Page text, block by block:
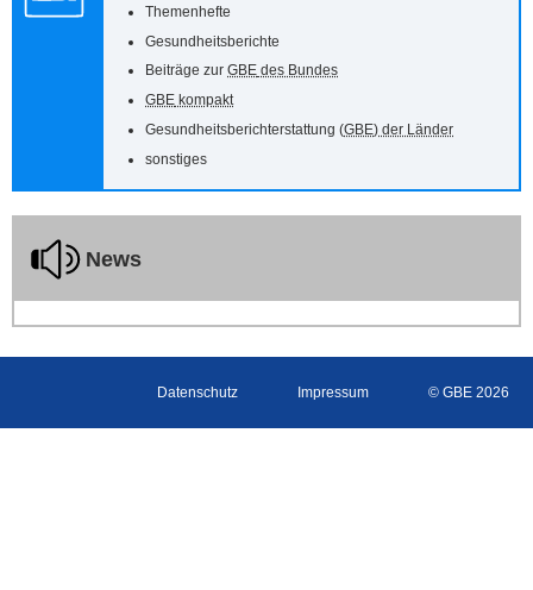
Themenhefte
Gesundheitsberichte
Beiträge zur GBE des Bundes
GBE kompakt
Gesundheitsberichterstattung (GBE) der Länder
sonstiges
News
Datenschutz Impressum © GBE 2026